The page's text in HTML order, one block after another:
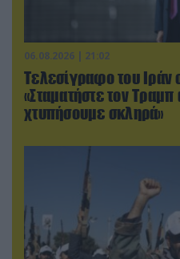
06.08.2026 | 21:02
Τελεσίγραφο του Ιράν
«Σταματήστε τον
χτυπήσουμε σκληρά»